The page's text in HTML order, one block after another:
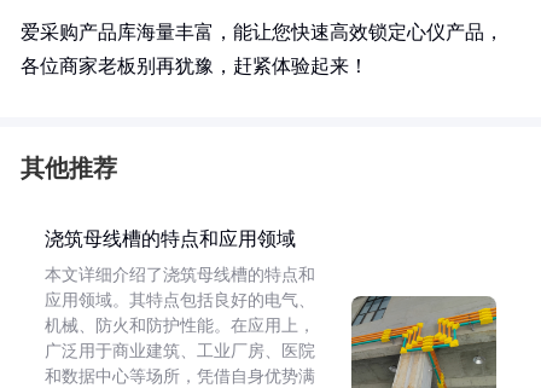
爱采购产品库海量丰富，能让您快速高效锁定心仪产品，
各位商家老板别再犹豫，赶紧体验起来！
其他推荐
浇筑母线槽的特点和应用领域
本文详细介绍了浇筑母线槽的特点和
应用领域。其特点包括良好的电气、
机械、防火和防护性能。在应用上，
广泛用于商业建筑、工业厂房、医院
和数据中心等场所，凭借自身优势满